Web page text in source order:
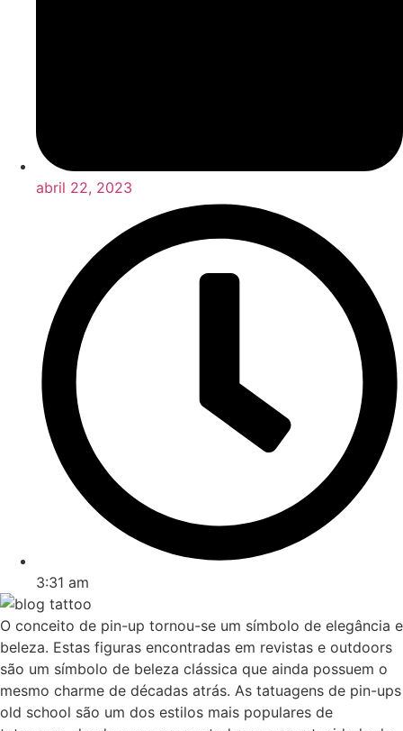
abril 22, 2023
3:31 am
O conceito de pin-up tornou-se um símbolo de elegância e
beleza. Estas figuras encontradas em revistas e outdoors
são um símbolo de beleza clássica que ainda possuem o
mesmo charme de décadas atrás. As tatuagens de pin-ups
old school são um dos estilos mais populares de